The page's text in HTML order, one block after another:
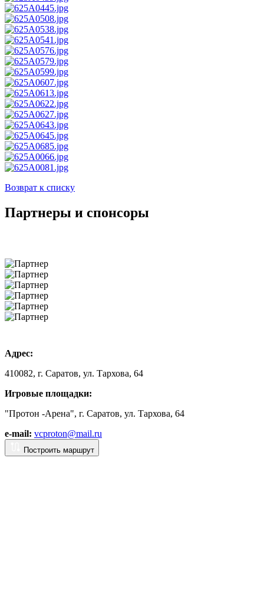
Возврат к списку
Партнеры и спонсоры
Адрес:
410082, г. Саратов, ул. Тархова, 64
Игровые площадки:
"Протон -Арена", г. Саратов, ул. Тархова, 64
e-mail: vcproton@mail.ru
Построить маршрут